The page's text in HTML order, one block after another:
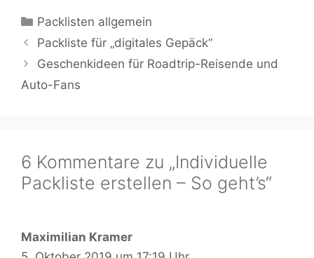
Kategorien
Packlisten allgemein
Packliste für „digitales Gepäck“
Geschenkideen für Roadtrip-Reisende und
Auto-Fans
6 Kommentare zu „Individuelle
Packliste erstellen – So geht’s“
Maximilian Kramer